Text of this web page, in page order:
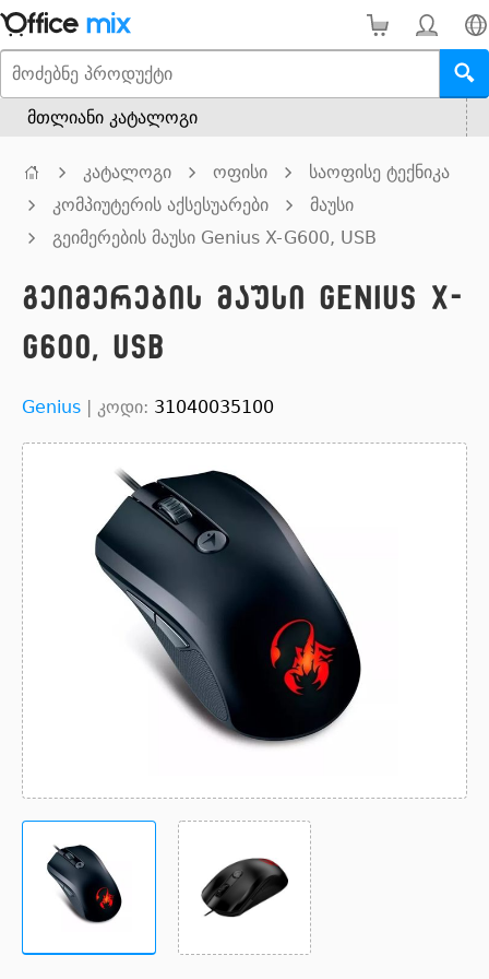
მთლიანი კატალოგი
კატალოგი ოფისი
საოფისე ტექნიკა
კომპიუტერის აქსესუარები
მაუსი
გეიმერების მაუსი Genius X-G600, USB
გეიმერების მაუსი Genius X-
G600, USB
Genius | კოდი: 31040035100